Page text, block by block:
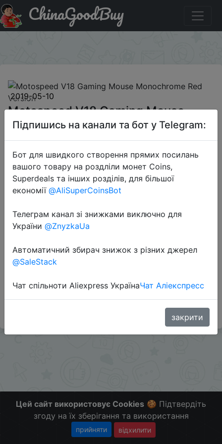
Знижка на Motospeed V18 Gaming Mouse Monochrome
Red VersionChinaGoodBuy
2019-05-10
Motospeed V18 Gaming Mouse
Monochrome Red Version
$9.99
Перейти до магазину
#Gearbest
Больше скидок в телеграммt.me/ChinaGoodBuy
Цей сайт використовує Cookies 🍪 Підтвердіть
згоду на їх зберігання та використання
прийняти відхилити
Підпишись на канали та бот у Telegram:
Бот для швидкого створення прямих посилань
вашого товару на роздліли монет Coins,
Superdeals та інших розділів, для більшої
економії @AliSuperCoinsBot
Телеграм канал зі знижками виключно для
України @ZnyzkaUa
Автоматичний збирач знижок з різних джерел
@SaleStack
Чат спільноти Aliexpress УкраїнаЧат Аліекспресс
закрити